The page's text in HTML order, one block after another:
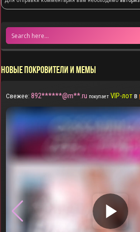
НОВЫЕ ПОКРОВИТЕЛИ И МЕМЫ
Свежее: 892******@m**.ru покупает VIP-лотв
▶